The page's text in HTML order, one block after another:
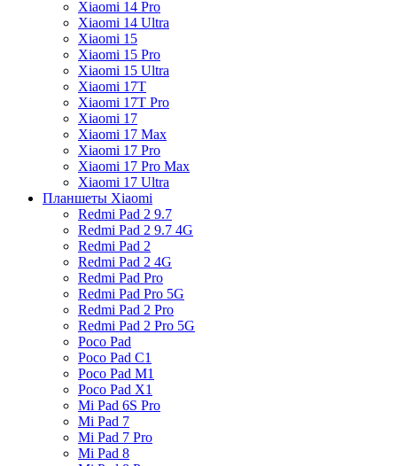
Xiaomi 14 Pro
Xiaomi 14 Ultra
Xiaomi 15
Xiaomi 15 Pro
Xiaomi 15 Ultra
Xiaomi 17T
Xiaomi 17T Pro
Xiaomi 17
Xiaomi 17 Max
Xiaomi 17 Pro
Xiaomi 17 Pro Max
Xiaomi 17 Ultra
Планшеты Xiaomi
Redmi Pad 2 9.7
Redmi Pad 2 9.7 4G
Redmi Pad 2
Redmi Pad 2 4G
Redmi Pad Pro
Redmi Pad Pro 5G
Redmi Pad 2 Pro
Redmi Pad 2 Pro 5G
Poco Pad
Poco Pad C1
Poco Pad M1
Poco Pad X1
Mi Pad 6S Pro
Mi Pad 7
Mi Pad 7 Pro
Mi Pad 8